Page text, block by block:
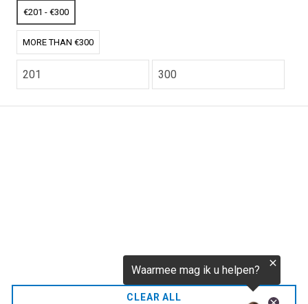
€256,52
€201 - €300
MORE THAN €300
CLEAR ALL
Thuis
FAQ